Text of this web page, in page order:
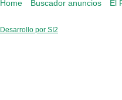
Home Buscador anuncios El
Desarrollo por SI2